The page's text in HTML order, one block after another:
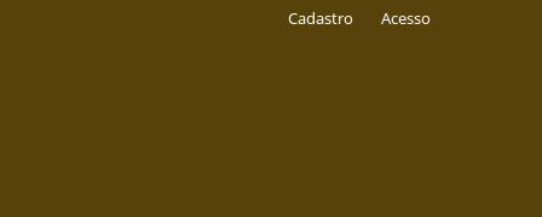
Cadastro Acesso